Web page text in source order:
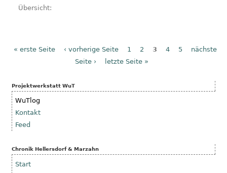
Übersicht:
Seiten
« erste Seite ‹ vorherige Seite 1 2 3 4 5
nächste
Seite ›
letzte Seite »
Projektwerkstatt WuT
WuTlog
Kontakt
Feed
Chronik Hellersdorf & Marzahn
Start